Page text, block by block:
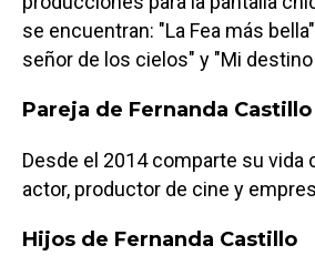
se encuentran: "La Fea más
señor de los cielos" y "Mi
Pareja de Fernanda Castillo
Desde el 2014 comparte su vida
actor, productor de cine y
Hijos de Fernanda Castillo